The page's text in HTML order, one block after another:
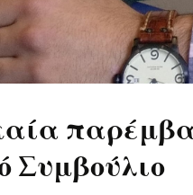
Συμβούλιο